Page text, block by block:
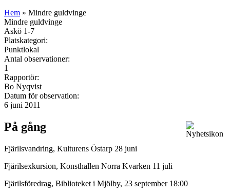
Hem » Mindre guldvinge
Mindre guldvinge
Askö 1-7
Platskategori:
Punktlokal
Antal observationer:
1
Rapportör:
Bo Nyqvist
Datum för observation:
6 juni 2011
På gång
Fjärilsvandring, Kulturens Östarp 28 juni
Fjärilsexkursion, Konsthallen Norra Kvarken 11 juli
Fjärilsföredrag, Biblioteket i Mjölby, 23 september 18:00